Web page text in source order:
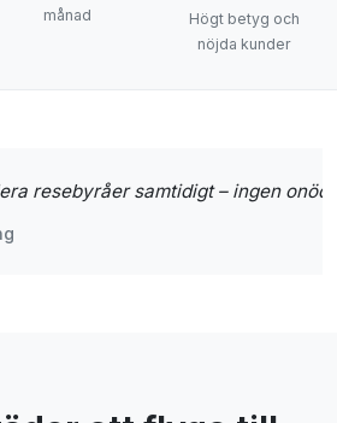
månad
Högt betyg och
nöjda kunder
resebyråer samtidigt – ingen